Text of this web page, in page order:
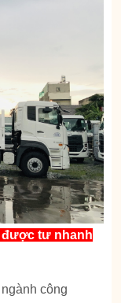
được tư nhanh
công